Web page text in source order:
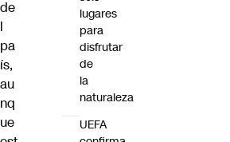
de
l
pa
ís,
au
nq
ue
lugares
para
disfrutar
de
la
naturaleza
UEFA